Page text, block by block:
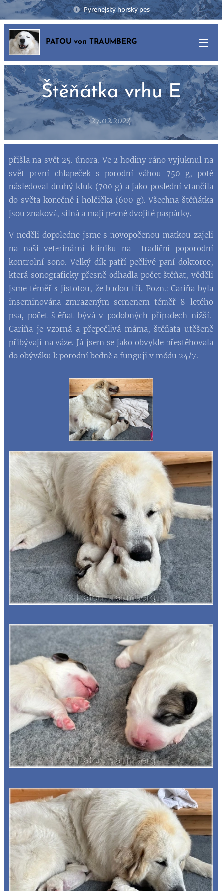
Pyrenejský horský pes
PATOU von TRAUMBERG
Štěňátka vrhu E
27.02.2024
přišla na svět 25. února. Ve 2 hodiny ráno vyjuknul na
svět první chlapeček s porodní váhou 750 g, poté
následoval druhý kluk (700 g) a jako poslední vtančila
do světa konečně i holčička (600 g). Všechna štěňátka
jsou znaková, silná a mají pevné dvojité paspárky.
V neděli dopoledne jsme s novopočenou matkou zajeli
na naši veterinární kliniku na tradiční poporodní
kontrolní sono. Velký dík patří pečlivé paní doktorce,
která sonograficky přesně odhadla počet štěňat, věděli
jsme téměř s jistotou, že budou tři. Pozn.: Cariňa byla
inseminována zmrazeným semenem téměř 8-letého
psa, počet štěňat bývá v podobných případech nižší.
Cariňa je vzorná a přepečlivá máma, štěňata utěšeně
přibývají na váze. Já jsem se jako obvykle přestěhovala
do obýváku k porodní bedně a funguji v módu 24/7.